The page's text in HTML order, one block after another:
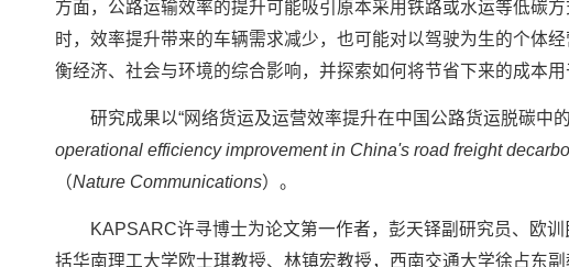
方面，公路运输效率的提升可能吸引原本采用铁路或水运等低碳
时，效率提升带来的车辆需求减少，也可能对以驾驶为生的个体
衡经济、社会与环境的综合影响，并探索如何将节省下来的成本用
研究成果以“网络货运及运营效率提升在中国公路货运脱碳中
operational efficiency improvement in China's road freight
（Nature Communications）。
KAPSARC许寻博士为论文第一作者，彭天铎副研究员、欧
括华南理工大学欧士琪教授、林镇宏教授，西南交通大学徐占东